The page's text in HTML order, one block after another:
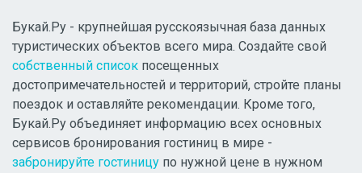
Букай.Ру - крупнейшая русскоязычная база данных
туристических объектов всего мира. Создайте свой
собственный список посещенных
достопримечательностей и территорий, стройте планы
поездок и оставляйте рекомендации. Кроме того,
Букай.Ру объединяет информацию всех основных
сервисов бронирования гостиниц в мире -
забронируйте гостиницу по нужной цене в нужном